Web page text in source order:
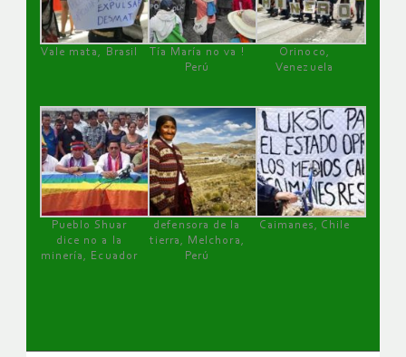
Vale mata, Brasil
Tía María no va !
Perú
Orinoco,
Venezuela
Pueblo Shuar
dice no a la
minería, Ecuador
defensora de la
tierra, Melchora,
Perú
Caimanes, Chile